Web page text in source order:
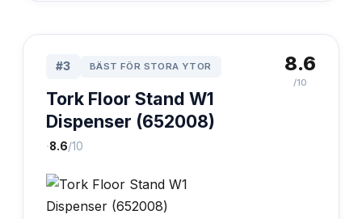
#3 BÄST FÖR STORA YTOR
Tork Floor Stand W1
Dispenser (652008)
·8.6/10
8.6
/10